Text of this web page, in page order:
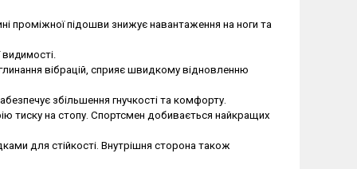
проміжної підошви знижує навантаження на ноги та
видимості.
вібрацій, сприяє швидкому відновленню
збільшення гнучкості та комфорту.
тиску на стопу. Спортсмен добивається найкращих
для стійкості. Внутрішня сторона також